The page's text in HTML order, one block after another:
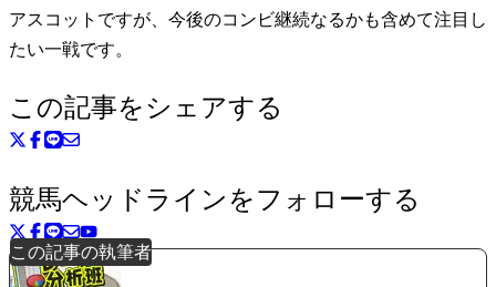
アスコットですが、今後のコンビ継続なるかも含めて注目し
たい一戦です。
この記事をシェアする
競馬ヘッドラインをフォローする
この記事の執筆者